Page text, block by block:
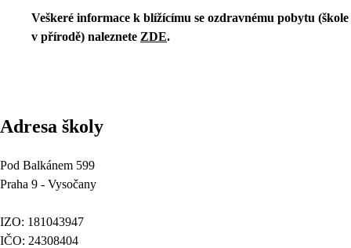
Veškeré informace k blížícímu se ozdravnému pobytu (škole
v přírodě) naleznete ZDE.
Adresa školy
Pod Balkánem 599
Praha 9 - Vysočany
IZO: 181043947
IČO: 24308404